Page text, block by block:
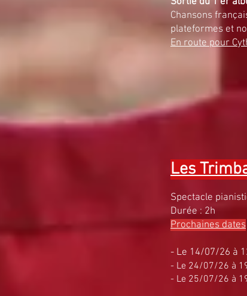
Chansons
plateformes et
En route pour
Les
Spectacle
Durée : 2h
Prochaines dates
- Le 14/07/26 à
- Le 24/07/26 à
- Le 25/07/26 à